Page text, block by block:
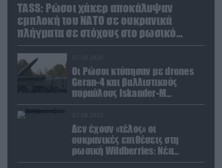
TASS: Ρώσοι χάκερ αποκάλυψαν
εμπλοκή του ΝΑΤΟ σε ουκρανικά
πλήγματα σε στόχους στο ρωσικό
έδαφος!
Οι Ρώσοι κτύπησαν με drones
Geran-4 και βαλλιστικούς
πυραύλους Iskander-M
ουκρανικό τρένο με
Δεν έχουν «τέλος» οι
ουκρανικές επιθέσεις στη
ρωσική Wildberries: Νέα
πλήγματα σε εγκαταστάσεις στα